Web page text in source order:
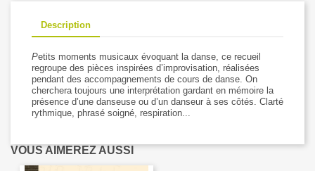
Description
Petits moments musicaux évoquant la danse, ce recueil
regroupe des pièces inspirées d’improvisation, réalisées
pendant des accompagnements de cours de danse. On
cherchera toujours une interprétation gardant en mémoire la
présence d’une danseuse ou d’un danseur à ses côtés. Clarté
rythmique, phrasé soigné, respiration...
VOUS AIMEREZ AUSSI